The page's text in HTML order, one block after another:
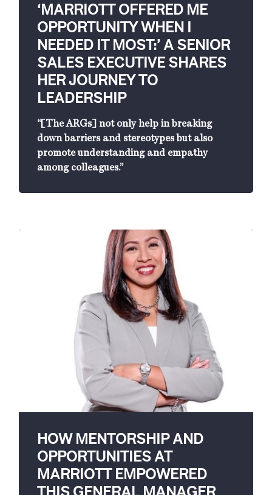
‘MARRIOTT OFFERED ME
OPPORTUNITY WHEN I
NEEDED IT MOST:’ A SENIOR
SALES EXECUTIVE SHARES
HER JOURNEY TO
LEADERSHIP
“[The ARGs] not only help in breaking
down barriers and stereotypes but also
promote understanding and empathy
among colleagues.”
HOW MENTORSHIP AND
OPPORTUNITIES AT
MARRIOTT EMPOWERED